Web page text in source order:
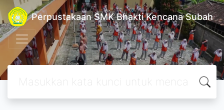
Perpustakaan SMK Bhakti Kencana Subah